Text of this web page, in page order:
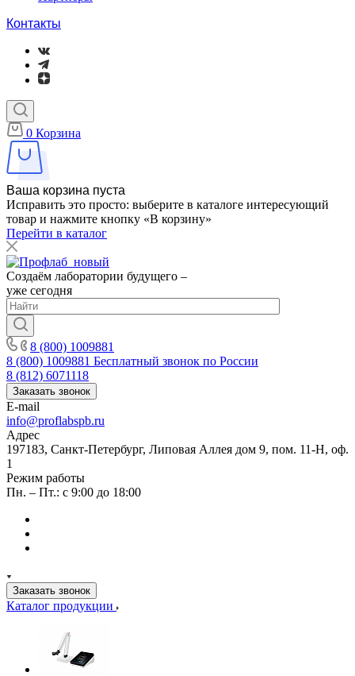
Контакты
0 Корзина
Ваша корзина пуста
Исправить это просто: выберите в каталоге интересующий
товар и нажмите кнопку «В корзину»
Перейти в каталог
Создаём лаборатории будущего –
уже сегодня
8 (800) 1009881
8 (800) 1009881 Бесплатный звонок по России
8 (812) 6071118
Заказать звонок
E-mail
info@proflabspb.ru
Адрес
197183, Санкт-Петербург, Липовая Аллея дом 9, пом. 11-Н, оф.
1
Режим работы
Пн. – Пт.: с 9:00 до 18:00
Заказать звонок
Каталог продукции